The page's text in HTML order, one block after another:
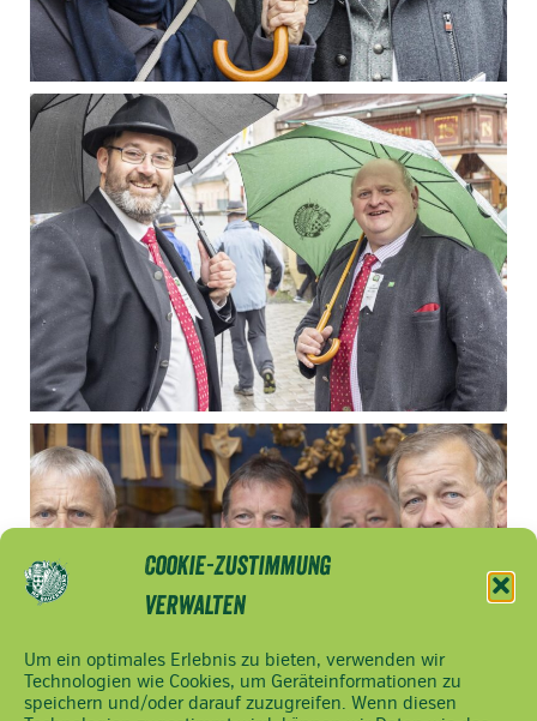
Cookie-Zustimmung
verwalten
Um ein optimales Erlebnis zu bieten, verwenden wir
Technologien wie Cookies, um Geräteinformationen zu
speichern und/oder darauf zuzugreifen. Wenn diesen